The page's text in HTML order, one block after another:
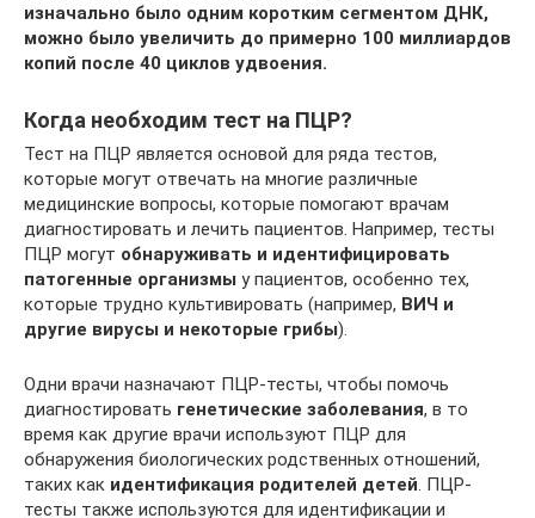
изначально было одним коротким сегментом ДНК,
можно было увеличить до примерно 100 миллиардов
копий после 40 циклов удвоения.
Когда необходим тест на ПЦР?
Тест на ПЦР является основой для ряда тестов,
которые могут отвечать на многие различные
медицинские вопросы, которые помогают врачам
диагностировать и лечить пациентов. Например, тесты
ПЦР могут обнаруживать и идентифицировать
патогенные организмы у пациентов, особенно тех,
которые трудно культивировать (например, ВИЧ и
другие вирусы и некоторые грибы).
Одни врачи назначают ПЦР-тесты, чтобы помочь
диагностировать генетические заболевания, в то
время как другие врачи используют ПЦР для
обнаружения биологических родственных отношений,
таких как идентификация родителей детей. ПЦР-
тесты также используются для идентификации и